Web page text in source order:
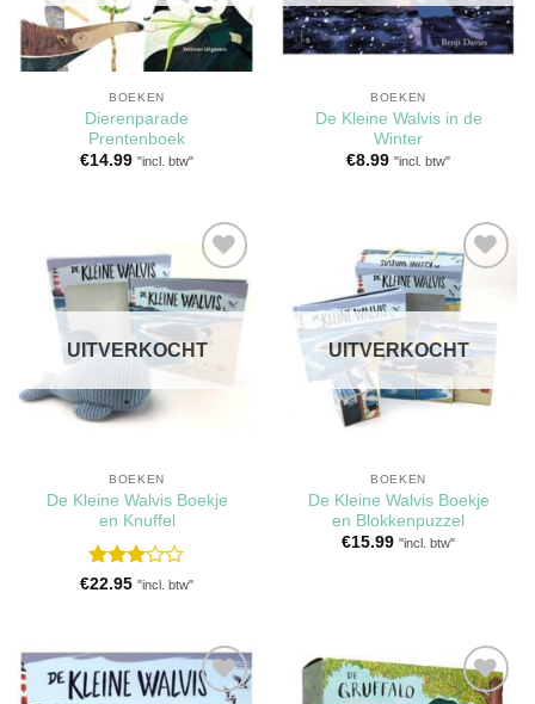
BOEKEN
Dierenparade
Prentenboek
€14.99 "incl. btw"
BOEKEN
De Kleine Walvis in de
Winter
€8.99 "incl. btw"
Toevoegen
aan
verlanglijst
UITVERKOCHT
BOEKEN
De Kleine Walvis Boekje
en Knuffel
Gewaardeerd
€22.95 "incl. btw"
Toevoegen
aan
verlanglijst
UITVERKOCHT
BOEKEN
De Kleine Walvis Boekje
en Blokkenpuzzel
€15.99 "incl. btw"